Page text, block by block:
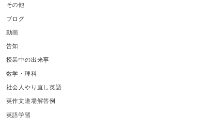
その他
ブログ
動画
告知
授業中の出来事
数学・理科
社会人やり直し英語
英作文道場解答例
英語学習